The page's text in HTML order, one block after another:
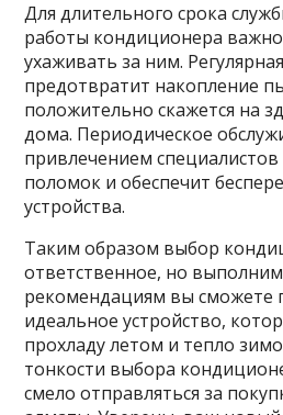
Для длительного срока
работы кондиционера
ухаживать за ним.
предотвратит накопление
положительно скажется на
дома. Периодическое
привлечением
поломок и обеспечит
устройства.
Таким образом выбор
ответственное, но
рекомендациям вы сможете
идеальное устройство,
прохладу летом и тепло
тонкости выбора
смело отправляться за